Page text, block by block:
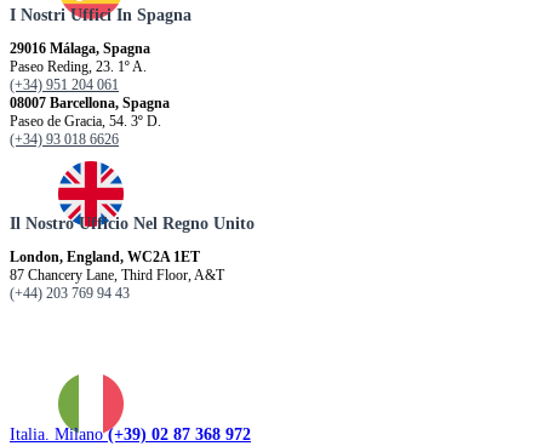
I Nostri Uffici In Spagna
29016 Málaga, Spagna
Paseo Reding, 23. 1º A.
(+34) 951 204 061
08007 Barcellona, ​​Spagna
Paseo de Gracia, 54. 3º D.
(+34) 93 018 6626
Il Nostro Ufficio Nel Regno Unito
London, England, WC2A 1ET
87 Chancery Lane, Third Floor, A&T
(+44) 203 769 94 43
Italia. Milano(+39) 02 87 368 972